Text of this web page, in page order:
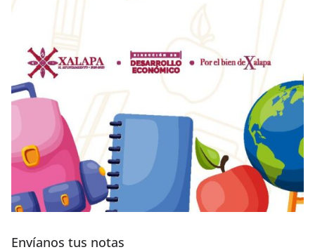
Envíanos tus notas